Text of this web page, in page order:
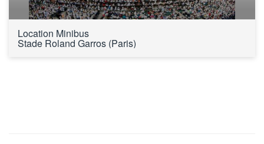
Location Minibus
Stade Roland Garros (Paris)